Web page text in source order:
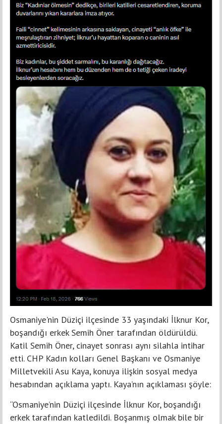
Osmaniye'nin Düziçi ilçesinde 33 yaşındaki İlknur Kor,
boşandığı erkek Semih Öner tarafından öldürüldü.
Katil Semih Öner, cinayet sonrası aynı silahla intihar
etti. CHP Kadın kolları Genel Başkanı ve Osmaniye
Milletvekili Asu Kaya, konuya ilişkin sosyal medya
hesabından açıklama yaptı. Kaya’nın açıklaması şöyle:
“Osmaniye’nin Düziçi ilçesinde İlknur Kor, boşandığı
erkek tarafından katledildi. Boşanmış olmak bile bir